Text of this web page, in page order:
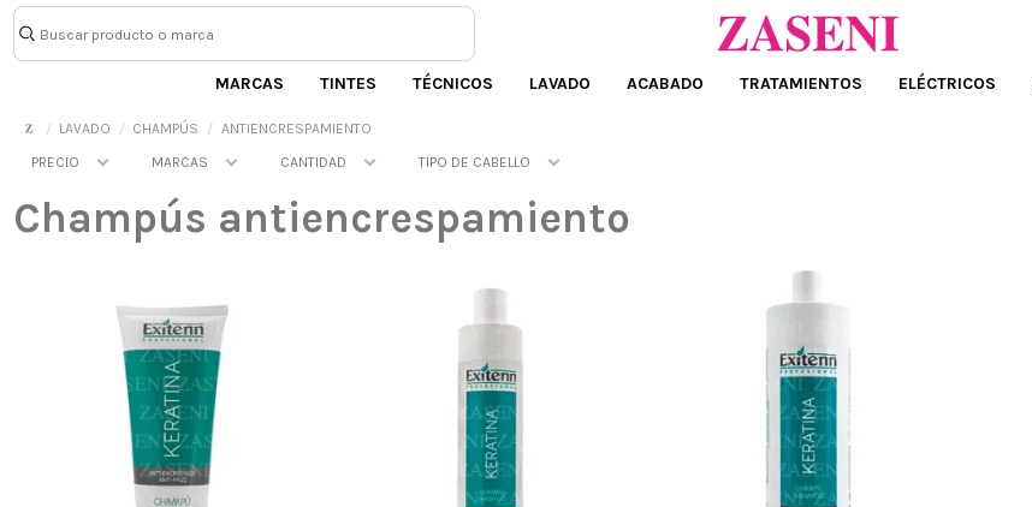
MARCAS TINTES TÉCNICOS LAVADO ACABADO TRATAMIENTOS ELÉCTRICOS
LAVADO CHAMPÚS
ANTIENCRESPAMIENTO
PRECIO
MARCAS CANTIDAD TIPO DE CABELLO
Champús antiencrespamiento